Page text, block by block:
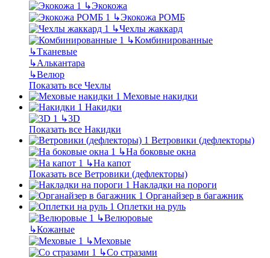
↳Экокожа
↳Экокожа РОМБ
↳Чехлы жаккард
↳Комбинированные
↳Тканевые
↳Алькантара
↳Велюр
Показать все Чехлы
Меховые накидки
Накидки
↳3D
Показать все Накидки
Ветровики (дефлекторы)
↳На боковые окна
↳На капот
Показать все Ветровики (дефлекторы)
Накладки на пороги
Органайзер в багажник
Оплетки на руль
↳Велюровые
↳Кожаные
↳Меховые
↳Со стразами